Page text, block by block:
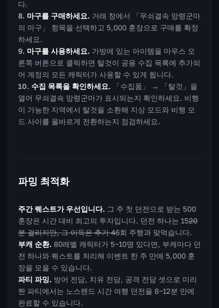
다.
마구를 구매하세요. 거래 창에서 「무쇠결속 망령군마
의 마구」 항목을 선택하고 5,000 훈장으로 구매를 확정
하세요.
마구를 사용하세요. 가방에 있는 아이템을 마우스 오
른쪽 버튼으로 클릭하면 탈것이 공용 수집 목록에 추가되
어 계정의 모든 캐릭터가 사용할 수 있게 됩니다.
수집 목록을 확인하세요. 「수집품」 → 「탈것」을
열어 무쇠결속 망령군마가 표시되는지 확인하세요. 비행
이 가능한 지역에서 탈것을 소환해 지상 모드와 비행 모
드 사이를 올바르게 전환하는지 점검하세요.
파밍 최적화
주간 퀘스트가 우선입니다. 그 주 첫 던전으로 받는 500
훈장은 시간 대비 최고의 투자입니다. 던전 하나는 1520
분 걸리지만, 그 이득은 추가 46회 주행과 맞먹습니다.
부캐 순환. 80레벨 캐릭터가 5~10명 있다면, 부캐마다 던
전 하나와 퀘스트를 처리해 이벤트 한 주 만에 5,000 훈
장을 모을 수 있습니다.
파티 파밍. 방어 전담, 치유 전담, 공격 전담 셋으로 미리
짠 파티에서는 노스렌드 시간 여행 던전을 8~12분 만에
완료할 수 있습니다.